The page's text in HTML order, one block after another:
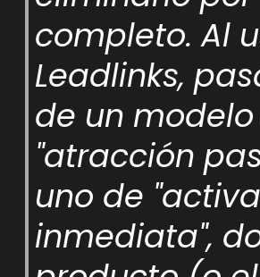
completo. Al
Leadlinks,
de un
"atracción
uno de
inmediata",